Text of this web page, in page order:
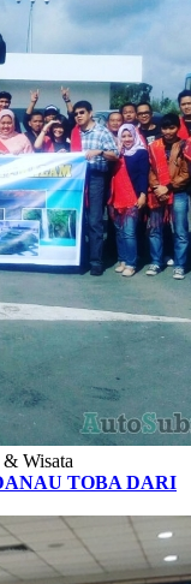
Wisata
TOBA DARI